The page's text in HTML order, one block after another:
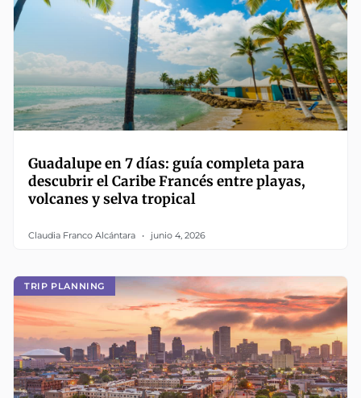
Guadalupe en 7 días: guía completa para
descubrir el Caribe Francés entre playas,
volcanes y selva tropical
Claudia Franco Alcántara junio 4, 2026
TRIP PLANNING